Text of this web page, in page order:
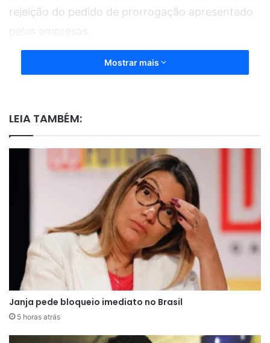
rejeição do pedido de prorrogação apresentado
Mostrar mais
LEIA TAMBÉM:
Janja pede bloqueio imediato no Brasil
5 horas atrás